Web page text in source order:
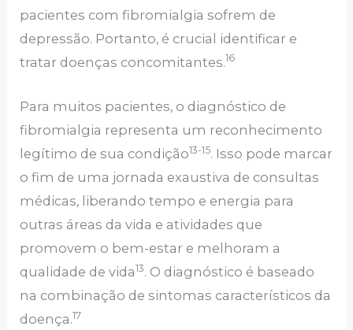
pacientes com fibromialgia sofrem de
depressão. Portanto, é crucial identificar e
tratar doenças concomitantes.16
Para muitos pacientes, o diagnóstico de
fibromialgia representa um reconhecimento
legítimo de sua condição13-15. Isso pode marcar
o fim de uma jornada exaustiva de consultas
médicas, liberando tempo e energia para
outras áreas da vida e atividades que
promovem o bem-estar e melhoram a
qualidade de vida13. O diagnóstico é baseado
na combinação de sintomas característicos da
doença.17